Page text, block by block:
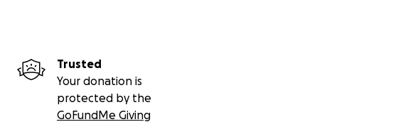
Trusted
Your donation is
protected by the
GoFundMe Giving